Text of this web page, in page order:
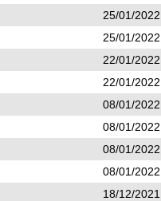
25/01/
25/01/
22/01/
22/01/
08/01/
08/01/
08/01/
08/01/
18/12/